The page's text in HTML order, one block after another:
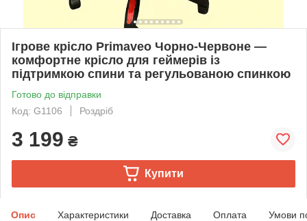
Ігрове крісло Primaveo Чорно-Червоне —
комфортне крісло для геймерів із
підтримкою спини та регульованою спинкою
Готово до відправки
Код: G1106
Роздріб
3 199 ₴
Купити
Опис Характеристики Доставка Оплата Умови